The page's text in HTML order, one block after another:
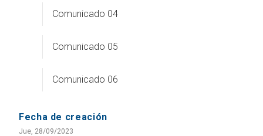
Comunicado 04
Comunicado 05
Comunicado 06
Fecha de creación
Jue, 28/09/2023